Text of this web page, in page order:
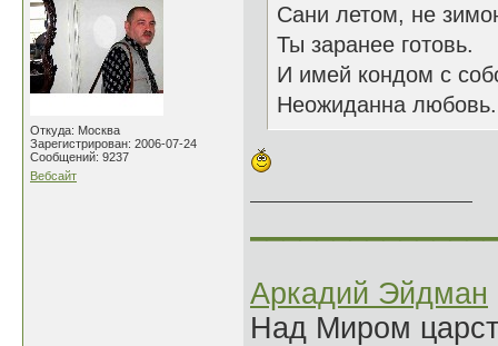
Откуда: Москва
Зарегистрирован: 2006-07-24
Сообщений: 9237
Вебсайт
Сани летом, не
Ты заранее готовь.
И имей кондом с
Неожиданна любовь.
Аркадий Эйдман
Над Миром